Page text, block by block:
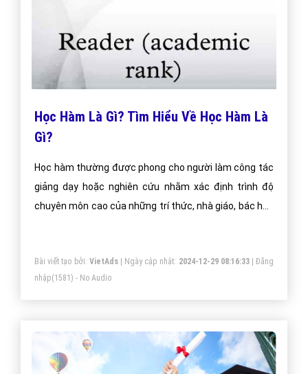
Học Hàm Là Gì? Tìm Hiểu Về Học Hàm Là
Gì?
Học hàm thường được phong cho người làm công tác
giảng dạy hoặc nghiên cứu nhằm xác định trình độ
chuyên môn cao của những trí thức, nhà giáo, bác học
Bài viết tạo bởi: VietAds| Ngày cập nhật: 2024-12-29 08:16:33|Đăng
nhập(1581) - No Audio